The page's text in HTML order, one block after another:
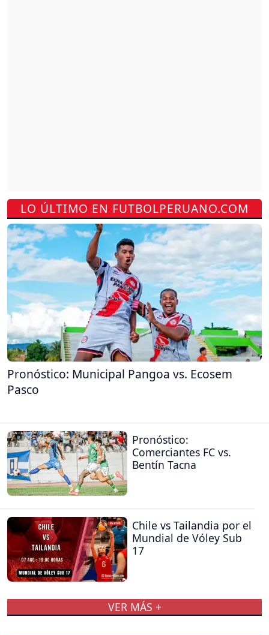
LO ÚLTIMO EN FUTBOLPERUANO.COM
Pronóstico: Municipal Pangoa vs. Ecosem
Pasco
Pronóstico:
Comerciantes FC vs.
Bentín Tacna
Chile vs Tailandia por el
Mundial de Vóley Sub
17
VER MÁS +